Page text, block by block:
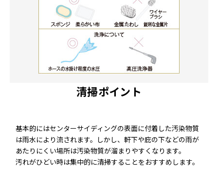
清掃ポイント
基本的にはセンターサイディングの表面に付着した汚染物質
は雨水により流されます。しかし、軒下や庇の下などの雨が
あたりにくい場所は汚染物質が溜まりやすくなります。
汚れがひどい時は集中的に清掃することをおすすめします。